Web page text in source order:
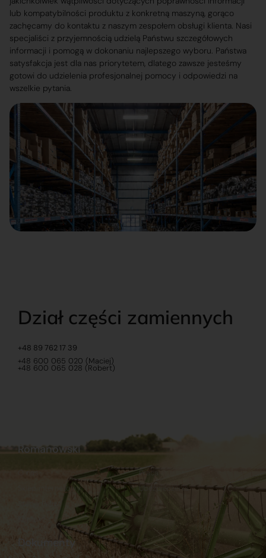
lub kompatybilności produktu z konkretną maszyną, gorąco
zachęcamy do kontaktu z naszym zespołem obsługi klienta. Nasi
specjaliści z przyjemnością udzielą Państwu szczegółowych
informacji i pomogą w dokonaniu najlepszego wyboru. Państwa
satysfakcja jest dla nas priorytetem, dlatego zawsze jesteśmy
gotowi do udzielenia profesjonalnej pomocy i odpowiedzi na
wszelkie pytania.
Dział części zamiennych
+48 89 762 17 39
+48 600 065 020 (Maciej)
+48 600 065 028 (Robert)
Dokumenty
Romanowski
Sklep internetowy
Praca
Ubezpieczenia